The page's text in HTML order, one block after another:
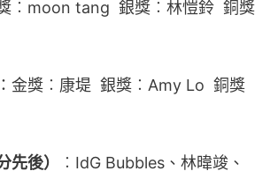
︰moon tang  銀獎︰林愷鈴  銅獎
：金獎︰康堤  銀獎︰Amy Lo  銅獎
先後）
︰IdG Bubbles、林暐竣、